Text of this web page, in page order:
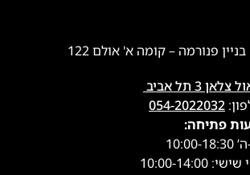
בניין פנורמה – קומה א' אולם 122
צלאן 3 תל אביב
054-2022032
פתיחה:
18:30
10:00-14:00